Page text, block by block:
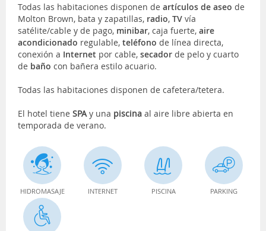
Todas las habitaciones disponen de artículos de aseo de
Molton Brown, bata y zapatillas, radio, TV vía
satélite/cable y de pago, minibar, caja fuerte, aire
acondicionado regulable, teléfono de línea directa,
conexión a Internet por cable, secador de pelo y cuarto
de baño con bañera estilo acuario.
Todas las habitaciones disponen de cafetera/tetera.
El hotel tiene SPA y una piscina al aire libre abierta en
temporada de verano.
HIDROMASAJE INTERNET PISCINA PARKING